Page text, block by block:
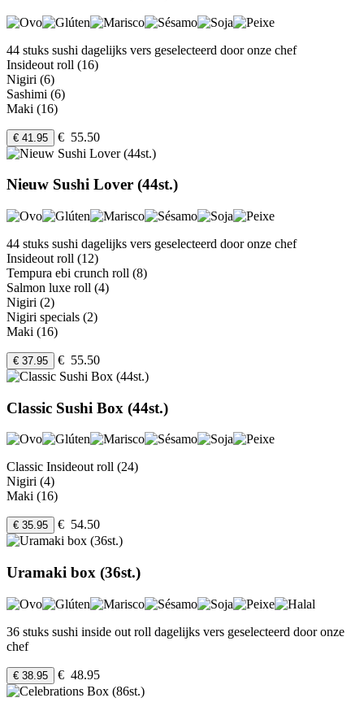
44 stuks sushi dagelijks vers geselecteerd door onze chef
Insideout roll (16)
Nigiri (6)
Sashimi (6)
Maki (16)
€ 41.95 € 55.50
Nieuw Sushi Lover (44st.)
44 stuks sushi dagelijks vers geselecteerd door onze chef
Insideout roll (12)
Tempura ebi crunch roll (8)
Salmon luxe roll (4)
Nigiri (2)
Nigiri specials (2)
Maki (16)
€ 37.95 € 55.50
Classic Sushi Box (44st.)
Classic Insideout roll (24)
Nigiri (4)
Maki (16)
€ 35.95 € 54.50
Uramaki box (36st.)
36 stuks sushi inside out roll dagelijks vers geselecteerd door onze
chef
€ 38.95 € 48.95